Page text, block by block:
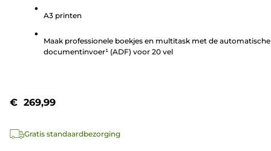
sterren.
beoordelingen
A3 printen
Maak professionele boekjes en multitask met de automatische
documentinvoer¹ (ADF) voor 20 vel
€ 269,99
Gratis standaardbezorging